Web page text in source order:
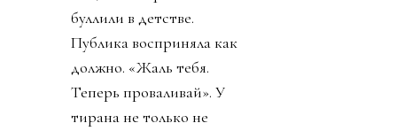
буллили в детстве.
Публика восприняла как
должно. «Жаль тебя.
Теперь проваливай». У
тирана не только не